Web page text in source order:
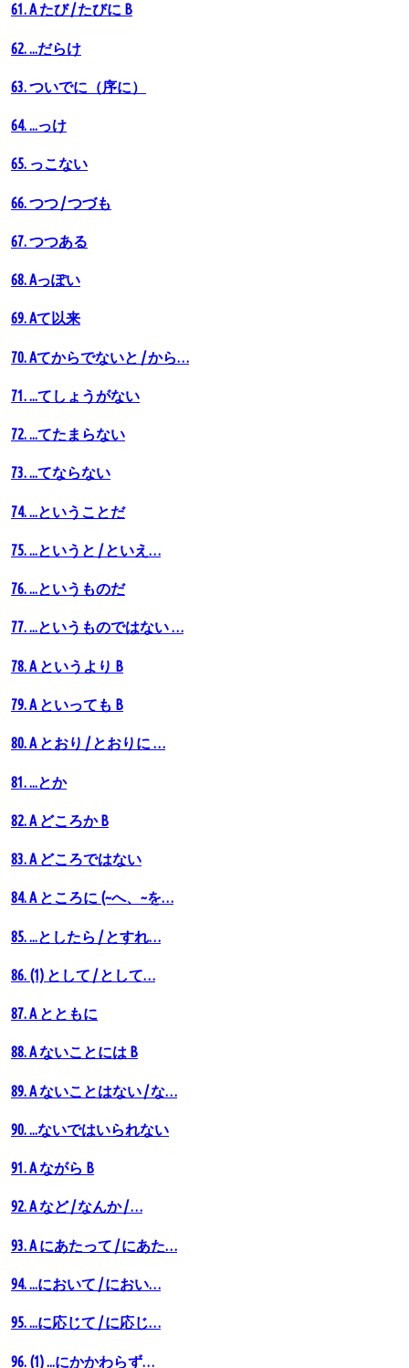
61. A たび / たびに B
62. ...だらけ
63. ついでに（序に）
64. ...っけ
65. っこない
66. つつ / つづも
67. つつある
68. Аっぽい
69. Aて以来
70. Aてからでないと / から…
71. ...てしょうがない
72. ...てたまらない
73. ...てならない
74. ...ということだ
75. ...というと / といえ…
76. ...というものだ
77. ...というものではない …
78. A というより B
79. A といっても B
80. А とおり / とおりに …
81. ...とか
82. A どころか B
83. A どころではない
84. A ところに (~へ、~を…
85. ...としたら / とすれ…
86. (1) として / として…
87. A とともに
88. A ないことには B
89. A ないことはない / な…
90. ...ないではいられない
91. A ながら B
92. A など / なんか / …
93. A にあたって / にあた…
94. ...において / におい…
95. ...に応じて / に応じ…
96. (1) ...にかかわらず…